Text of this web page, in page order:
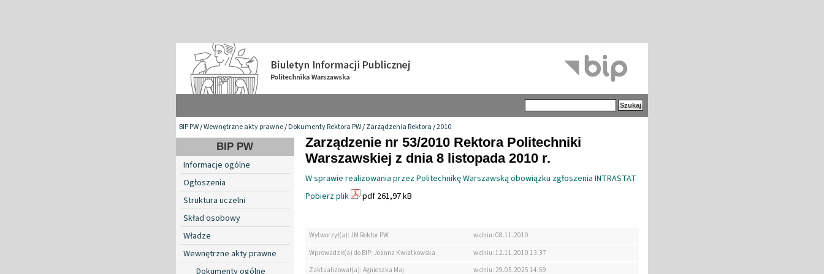
BIP PW/Wewnętrzne akty prawne/Dokumenty Rektora PW/Zarządzenia Rektora/2010
BIP PW
Informacje ogólne
Ogłoszenia
Struktura uczelni
Skład osobowy
Władze
Wewnętrzne akty prawne
Dokumenty ogólne
Zarządzenie nr 53/2010 Rektora Politechniki
Warszawskiej z dnia 8 listopada 2010 r.
W sprawie realizowania przez Politechnikę Warszawską obowiązku zgłoszenia INTRASTAT
Pobierz plik
pdf 261,97 kB
Wytworzył(a): JM Rektor PW
w dniu: 08.11.2010
Wprowadził(a) do BIP: Joanna Kwiatkowska
w dniu: 12.11.2010 13:37
Zaktualizował(a): Agnieszka Maj
w dniu: 29.05.2025 14:59